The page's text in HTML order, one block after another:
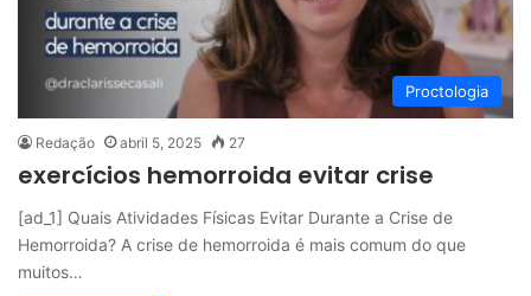
Proctologia
Redação abril 5, 2025 27
exercícios hemorroida evitar crise
[ad_1] Quais Atividades Físicas Evitar Durante a Crise de
Hemorroida? A crise de hemorroida é mais comum do que
muitos…